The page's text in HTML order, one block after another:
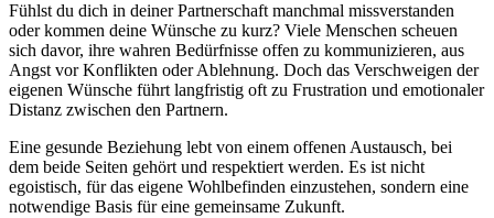
Fühlst du dich in deiner Partnerschaft manchmal missverstanden
oder kommen deine Wünsche zu kurz? Viele Menschen scheuen
sich davor, ihre wahren Bedürfnisse offen zu kommunizieren, aus
Angst vor Konflikten oder Ablehnung. Doch das Verschweigen der
eigenen Wünsche führt langfristig oft zu Frustration und emotionaler
Distanz zwischen den Partnern.
Eine gesunde Beziehung lebt von einem offenen Austausch, bei
dem beide Seiten gehört und respektiert werden. Es ist nicht
egoistisch, für das eigene Wohlbefinden einzustehen, sondern eine
notwendige Basis für eine gemeinsame Zukunft.